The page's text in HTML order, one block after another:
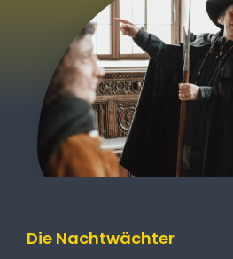
Die Nachtwächter